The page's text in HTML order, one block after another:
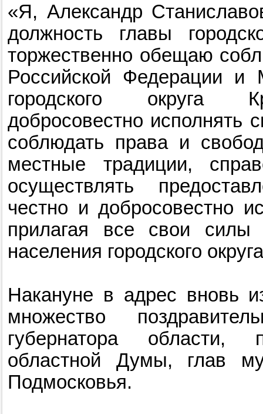
«Я, Александр
должность главы
торжественно обещаю
Российской Федерации и
городского округа
добросовестно исполнять
соблюдать права и
местные традиции,
осуществлять
честно и добросовестно
прилагая все свои силы
населения городского
Накануне в адрес вновь
множество
губернатора области,
областной Думы, глав
Подмосковья.